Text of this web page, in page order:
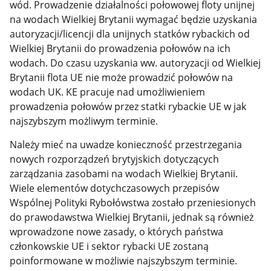
wód. Prowadzenie działalności połowowej floty unijnej
na wodach Wielkiej Brytanii wymagać będzie uzyskania
autoryzacji/licencji dla unijnych statków rybackich od
Wielkiej Brytanii do prowadzenia połowów na ich
wodach. Do czasu uzyskania ww. autoryzacji od Wielkiej
Brytanii flota UE nie może prowadzić połowów na
wodach UK. KE pracuje nad umożliwieniem
prowadzenia połowów przez statki rybackie UE w jak
najszybszym możliwym terminie.
Należy mieć na uwadze konieczność przestrzegania
nowych rozporządzeń brytyjskich dotyczących
zarządzania zasobami na wodach Wielkiej Brytanii.
Wiele elementów dotychczasowych przepisów
Wspólnej Polityki Rybołówstwa zostało przeniesionych
do prawodawstwa Wielkiej Brytanii, jednak są również
wprowadzone nowe zasady, o których państwa
członkowskie UE i sektor rybacki UE zostaną
poinformowane w możliwie najszybszym terminie.